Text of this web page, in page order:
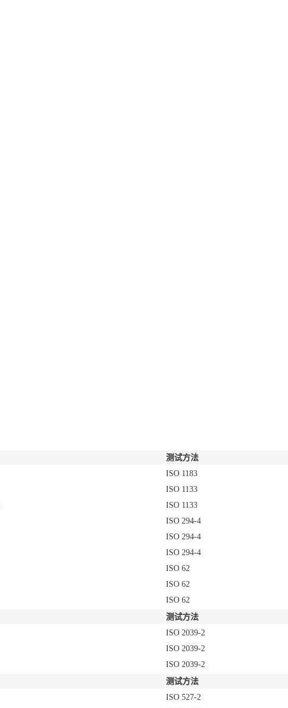
测试方法
ISO 1183
ISO 1133
ISO 1133
ISO 294-4
ISO 294-4
ISO 294-4
ISO 62
ISO 62
ISO 62
测试方法
ISO 2039-2
ISO 2039-2
ISO 2039-2
测试方法
ISO 527-2